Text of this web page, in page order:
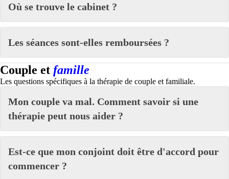
Où se trouve le cabinet ?
Les séances sont-elles remboursées ?
Couple et famille
Les questions spécifiques à la thérapie de couple et familiale.
Mon couple va mal. Comment savoir si une
thérapie peut nous aider ?
Est-ce que mon conjoint doit être d'accord pour
commencer ?